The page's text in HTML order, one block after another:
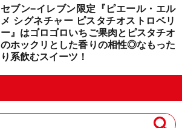
セブン−イレブン限定『ピエール・エル
メ シグネチャー ピスタチオストロベリ
ー』はゴロゴロいちご果肉とピスタチオ
のホックリとした香りの相性◎なもった
り系飲むスイーツ！